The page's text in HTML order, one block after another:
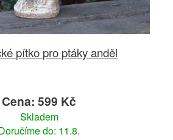
pítko pro ptáky anděl
Cena: 599 Kč
Skladem
do: 11.8.